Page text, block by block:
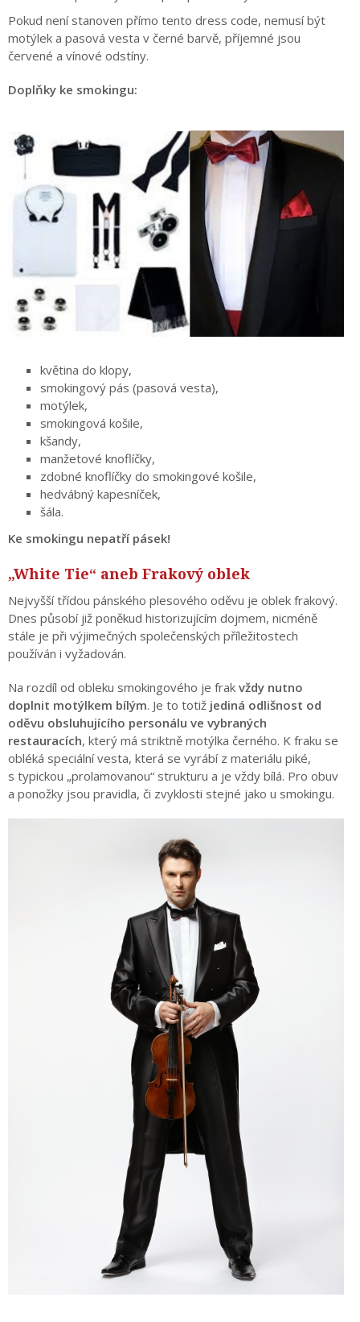
Pokud není stanoven přímo tento dress code, nemusí být
motýlek a pasová vesta v černé barvě, příjemné jsou
červené a vínové odstíny.
Doplňky ke smokingu:
květina do klopy,
smokingový pás (pasová vesta),
motýlek,
smokingová košile,
kšandy,
manžetové knoflíčky,
zdobné knoflíčky do smokingové košile,
hedvábný kapesníček,
šála.
Ke smokingu nepatří pásek!
„White Tie“ aneb Frakový oblek
Nejvyšší třídou pánského plesového oděvu je oblek frakový.
Dnes působí již poněkud historizujícím dojmem, nicméně
stále je při výjimečných společenských příležitostech
používán i vyžadován.
Na rozdíl od obleku smokingového je frak vždy nutno
doplnit motýlkem bílým. Je to totiž jediná odlišnost od
oděvu obsluhujícího personálu ve vybraných
restauracích, který má striktně motýlka černého. K fraku se
obléká speciální vesta, která se vyrábí z materiálu piké,
s typickou „prolamovanou“ strukturu a je vždy bílá. Pro obuv
a ponožky jsou pravidla, či zvyklosti stejné jako u smokingu.